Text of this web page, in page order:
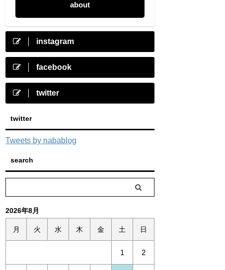
about
instagram
facebook
twitter
twitter
Tweets by nabablog
search
2026年8月
月 火 水 木 金 土 日
1 2